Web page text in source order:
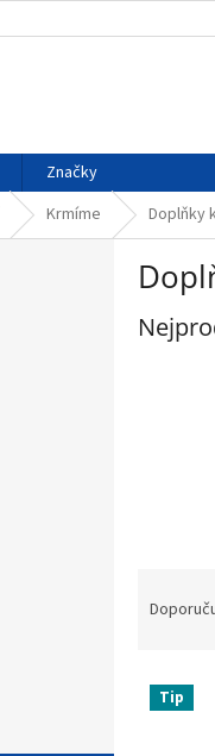
Značky
Krmíme Doplňky
nV Tip